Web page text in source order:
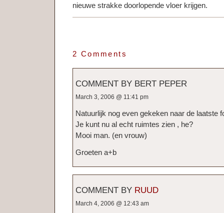
nieuwe strakke doorlopende vloer krijgen.
2 Comments
COMMENT BY BERT PEPER
March 3, 2006 @ 11:41 pm
Natuurlijk nog even gekeken naar de laatste
Je kunt nu al echt ruimtes zien , he?
Mooi man. (en vrouw)
Groeten a+b
COMMENT BY RUUD
March 4, 2006 @ 12:43 am